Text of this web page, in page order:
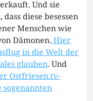
Und sie
diese besessen
Menschen wie
Dämonen. Hier
in die Welt der
glauben. Und
Ostfriesen.tv-